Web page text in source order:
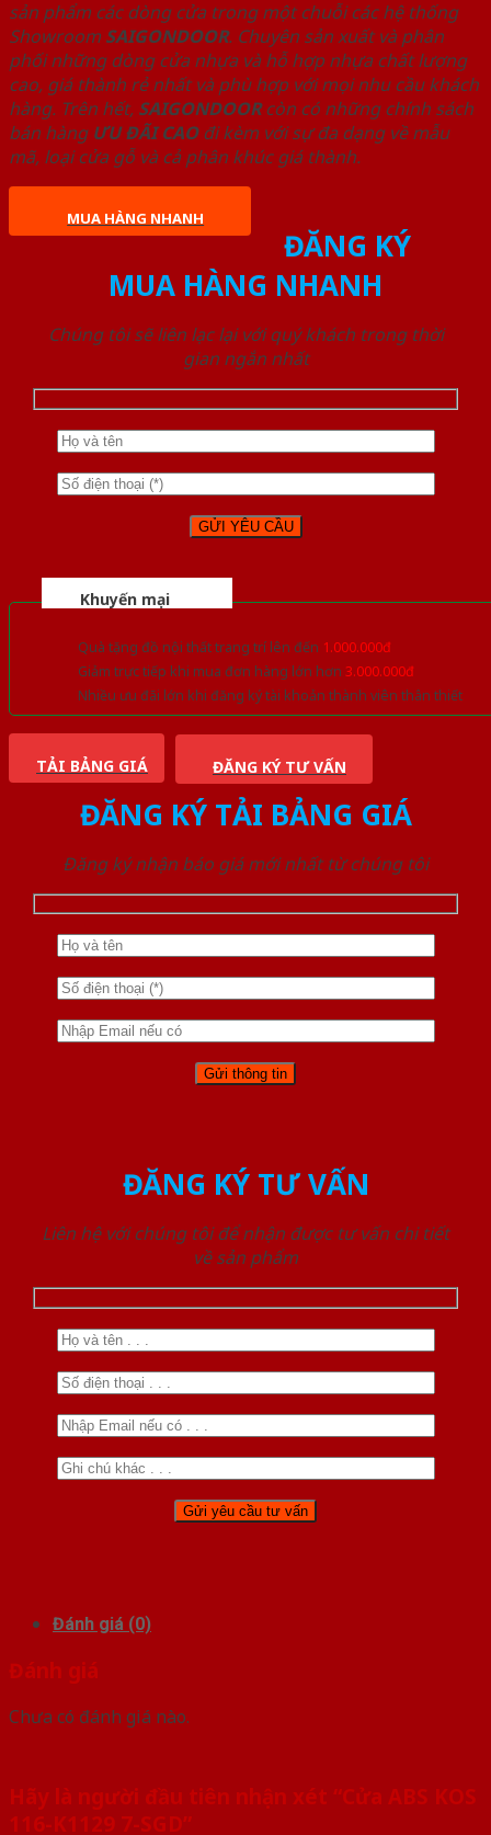
sản phẩm các dòng cửa trong một chuỗi các hệ thống
Showroom SAIGONDOOR. Chuyên sản xuất và phân
phối những dòng cửa nhựa và hỗ hợp nhựa chất lượng
cao, giá thành rẻ nhất và phù hợp với mọi nhu cầu khách
hàng. Trên hết, SAIGONDOORcòn có những chính sách
bán hàng ƯU ĐÃI CAOđi kèm với sự đa dạng về mẫu
mã, loại cửa gỗ và cả phân khúc giá thành.
MUA HÀNG NHANH
ĐĂNG KÝ
MUA HÀNG NHANH
Chúng tôi sẽ liên lạc lại với quý khách trong thời
gian ngắn nhất
Khuyến mại
Quà tặng đồ nội thất trang trí lên đến 1.000.000đ
Giảm trực tiếp khi mua đơn hàng lớn hơn 3.000.000đ
Nhiều ưu đãi lớn khi đăng ký tài khoản thành viên thân thiết
TẢI BẢNG GIÁ ĐĂNG KÝ TƯ VẤN
ĐĂNG KÝ TẢI BẢNG GIÁ
Đăng ký nhận báo giá mới nhất từ chúng tôi
ĐĂNG KÝ TƯ VẤN
Liên hệ với chúng tôi để nhận được tư vấn chi tiết
về sản phẩm
Đánh giá (0)
Đánh giá
Chưa có đánh giá nào.
Hãy là người đầu tiên nhận xét “Cửa ABS KOS
116-K1129 7-SGD”